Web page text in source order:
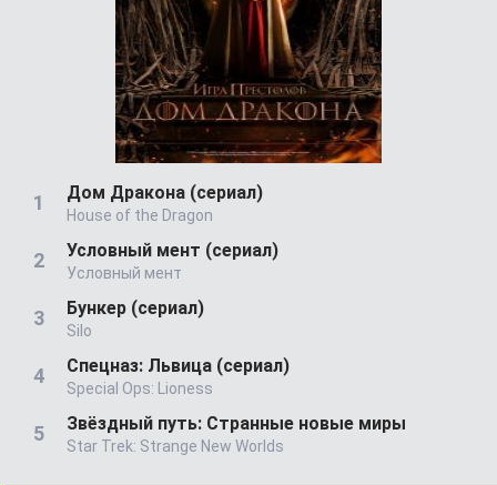
Дом Дракона (сериал)
House of the Dragon
Условный мент (сериал)
Условный мент
Бункер (сериал)
Silo
Спецназ: Львица (сериал)
Special Ops: Lioness
Звёздный путь: Странные новые миры
Star Trek: Strange New Worlds